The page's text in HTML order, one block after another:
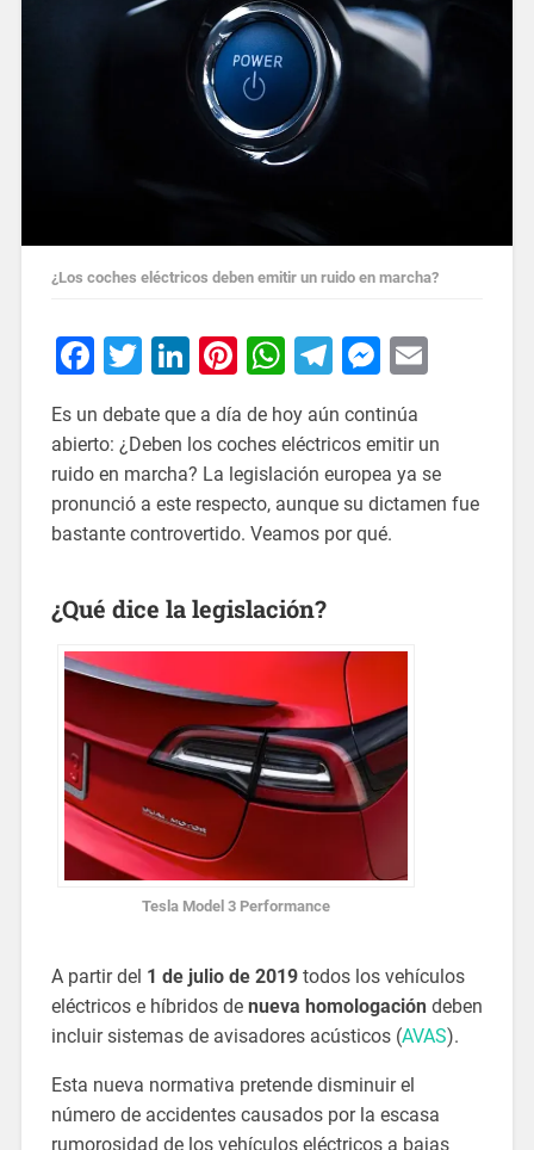
¿Los coches eléctricos deben emitir un ruido en marcha?
Facebook
Twitter
LinkedIn
Pinterest
WhatsApp
Telegram
Email
Es un debate que a día de hoy aún continúa
abierto: ¿Deben los coches eléctricos emitir un
ruido en marcha? La legislación europea ya se
pronunció a este respecto, aunque su dictamen fue
bastante controvertido. Veamos por qué.
¿Qué dice la legislación?
Tesla Model 3 Performance
A partir del 1 de julio de 2019todos los vehículos
eléctricos e híbridos de nueva homologacióndeben
incluir sistemas de avisadores acústicos (AVAS).
Esta nueva normativa pretende disminuir el
número de accidentes causados por la escasa
rumorosidad de los vehículos eléctricos a bajas